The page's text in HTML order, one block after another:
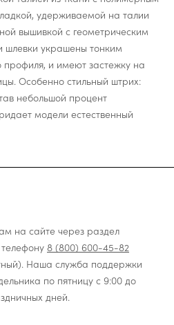
удерживаемой на талии
вышивкой с геометрическим
шлевки украшены тонким
профиля, и имеют застежку на
Особенно стильный штрих:
небольшой процент
модели естественный
на сайте через раздел
8 (800) 600-45-82
Наша служба поддержки
по пятницу с 9:00 до
дней.